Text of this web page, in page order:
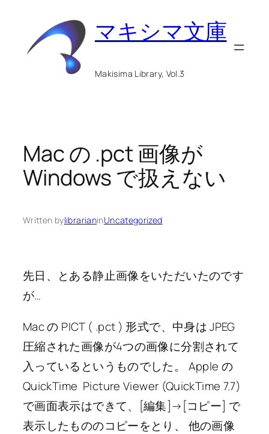
マキシマ文庫
Makisima Library, Vol.3
Mac の .pct 画像が
Windows で扱えない
Written bylibrarianinUncategorized
先日、とある静止画像をいただいたのです
が…
Mac の PICT ( .pct ) 形式で、中身は JPEG
圧縮された画像が4つの画像に分割されて
入っているというものでした。 Apple の
QuickTime Picture Viewer (QuickTime 7.7)
で画面表示はできて、[編集]→[コピー] で
表示したもののコピーをとり、 他の画像